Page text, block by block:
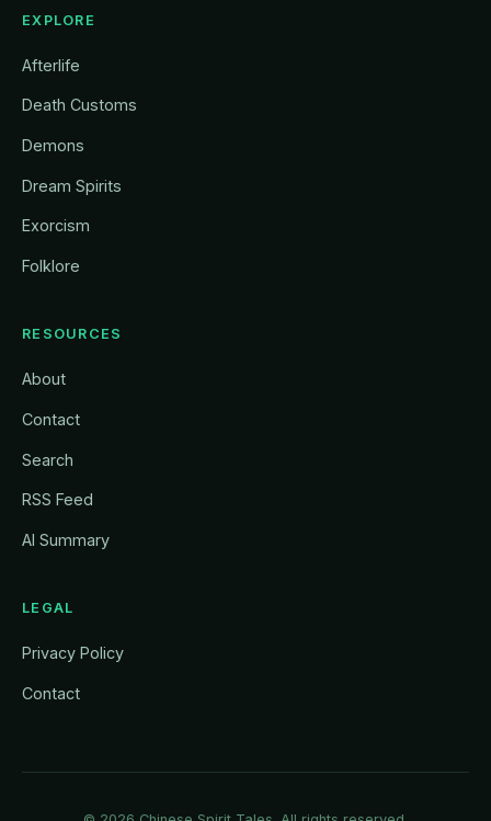
EXPLORE
Afterlife
Death Customs
Demons
Dream Spirits
Exorcism
Folklore
RESOURCES
About
Contact
Search
RSS Feed
AI Summary
LEGAL
Privacy Policy
Contact